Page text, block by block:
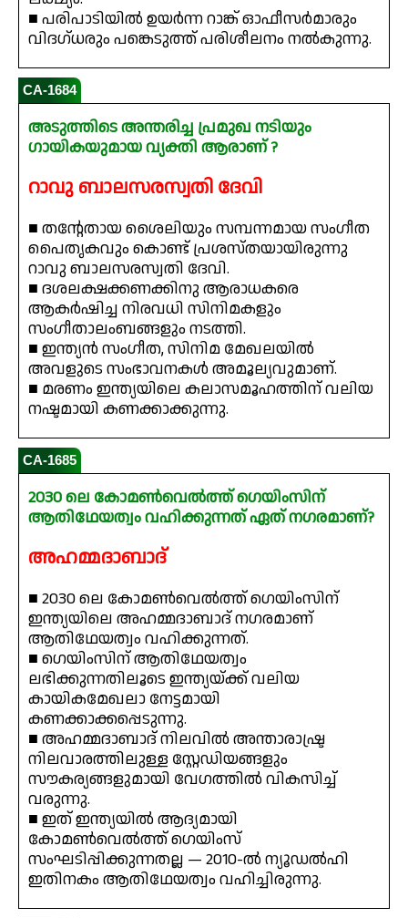
■ പരിപാടിയിൽ ഉയർന്ന റാങ്ക് ഓഫീസർമാരും
വിദഗ്ധരും പങ്കെടുത്ത് പരിശീലനം നൽകുന്നു.
CA-1684
അടുത്തിടെ അന്തരിച്ച പ്രമുഖ നടിയും
ഗായികയുമായ വ്യക്തി ആരാണ് ?
റാവു ബാലസരസ്വതി ദേവി
■ തന്റേതായ ശൈലിയും സമ്പന്നമായ സംഗീത
പൈതൃകവും കൊണ്ട് പ്രശസ്തയായിരുന്നു
റാവു ബാലസരസ്വതി ദേവി.
■ ദശലക്ഷക്കണക്കിനു ആരാധകരെ
ആകർഷിച്ച നിരവധി സിനിമകളും
സംഗീതാലംബങ്ങളും നടത്തി.
■ ഇന്ത്യൻ സംഗീത, സിനിമ മേഖലയിൽ
അവളുടെ സംഭാവനകൾ അമൂല്യവുമാണ്.
■ മരണം ഇന്ത്യയിലെ കലാസമൂഹത്തിന് വലിയ
നഷ്ടമായി കണക്കാക്കുന്നു.
CA-1685
2030 ലെ കോമൺവെൽത്ത് ഗെയിംസിന്
ആതിഥേയത്വം വഹിക്കുന്നത് ഏത് നഗരമാണ്?
അഹമ്മദാബാദ്
■ 2030 ലെ കോമൺവെൽത്ത് ഗെയിംസിന്
ഇന്ത്യയിലെ അഹമ്മദാബാദ് നഗരമാണ്
ആതിഥേയത്വം വഹിക്കുന്നത്.
■ ഗെയിംസിന് ആതിഥേയത്വം
ലഭിക്കുന്നതിലൂടെ ഇന്ത്യയ്ക്ക് വലിയ
കായികമേഖലാ നേട്ടമായി
കണക്കാക്കപ്പെടുന്നു.
■ അഹമ്മദാബാദ് നിലവിൽ അന്താരാഷ്ട്ര
നിലവാരത്തിലുള്ള സ്റ്റേഡിയങ്ങളും
സൗകര്യങ്ങളുമായി വേഗത്തിൽ വികസിച്ച്
വരുന്നു.
■ ഇത് ഇന്ത്യയിൽ ആദ്യമായി
കോമൺവെൽത്ത് ഗെയിംസ്
സംഘടിപ്പിക്കുന്നതല്ല — 2010-ൽ ന്യൂഡൽഹി
ഇതിനകം ആതിഥേയത്വം വഹിച്ചിരുന്നു.